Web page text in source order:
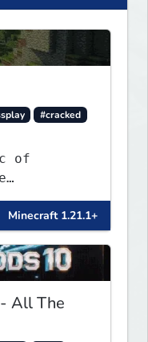
#cracked
of
in
Our
and
for both
Minecraft 1.21.1+
- All The